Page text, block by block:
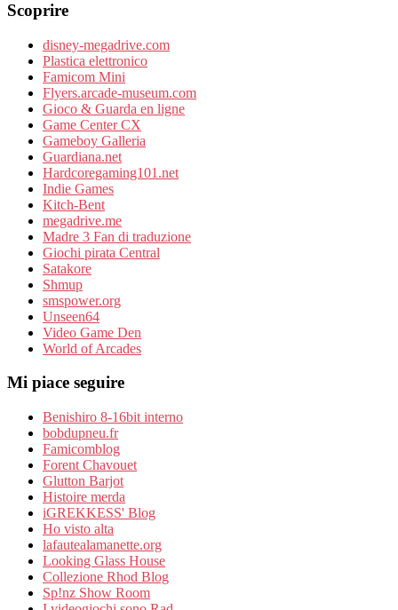
Scoprire
disney-megadrive.com
Plastica elettronico
Famicom Mini
Flyers.arcade-museum.com
Gioco & Guarda en ligne
Game Center CX
Gameboy Galleria
Guardiana.net
Hardcoregaming101.net
Indie Games
Kitch-Bent
megadrive.me
Madre 3 Fan di traduzione
Giochi pirata Central
Satakore
Shmup
smspower.org
Unseen64
Video Game Den
World of Arcades
Mi piace seguire
Benishiro 8-16bit interno
bobdupneu.fr
Famicomblog
Forent Chavouet
Glutton Barjot
Histoire merda
iGREKKESS' Blog
Ho visto alta
lafautealamanette.org
Looking Glass House
Collezione Rhod Blog
Sp!nz Show Room